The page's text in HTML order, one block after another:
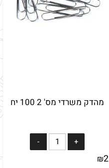
מהדק משרדי מס' 2 100 יח
₪2